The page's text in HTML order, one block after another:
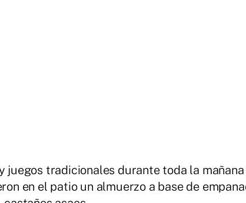
tradicionales durante toda la mañana
en el patio un almuerzo a base de